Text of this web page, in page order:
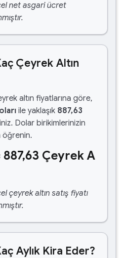
net asgari ücret
Çeyrek Altın
altın fiyatlarına göre,
ile yaklaşık 887,63
Dolar birikimlerinizin
öğrenin.
887,63 Çeyrek A
çeyrek altın satış fiyatı
Aylık Kira Eder?